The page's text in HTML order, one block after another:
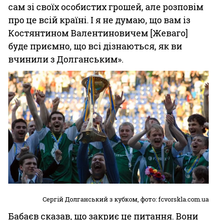
сам зі своїх особистих грошей, але розповім
про це всій країні. І я не думаю, що вам із
Костянтином Валентиновичем [Жеваго]
буде приємно, що всі дізнаються, як ви
вчинили з Долганським».
Cергій Долганський з кубком, фото:fcvorskla.com.ua
Бабаєв сказав, що закриє це питання. Вони